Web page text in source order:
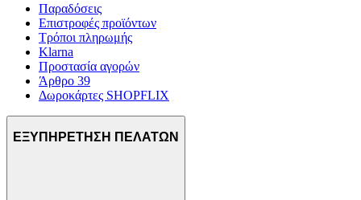
Παραδόσεις
Επιστροφές προϊόντων
Τρόποι πληρωμής
Klarna
Προστασία αγορών
Άρθρο 39
Δωροκάρτες SHOPFLIX
ΕΞΥΠΗΡΕΤΗΣΗ ΠΕΛΑΤΩΝ